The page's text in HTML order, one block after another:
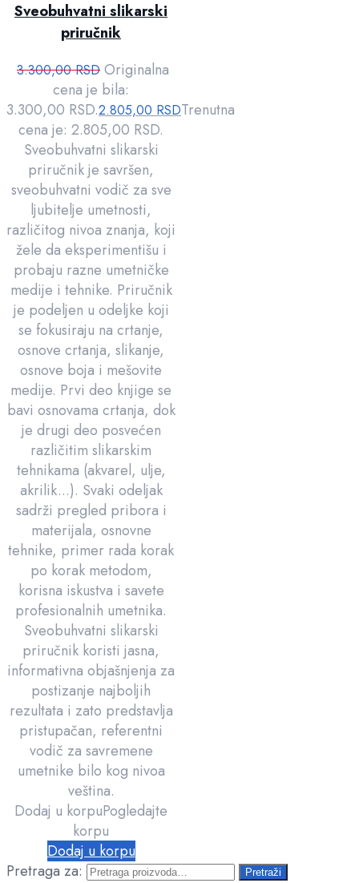
Sveobuhvatni slikarski
priručnik
3.300,00RSD Originalna
cena je bila:
3.300,00 RSD.2.805,00 RSDTrenutna
cena je: 2.805,00 RSD.
Sveobuhvatni slikarski
priručnik je savršen,
sveobuhvatni vodič za sve
ljubitelje umetnosti,
različitog nivoa znanja, koji
žele da eksperimentišu i
probaju razne umetničke
medije i tehnike. Priručnik
je podeljen u odeljke koji
se fokusiraju na crtanje,
osnove crtanja, slikanje,
osnove boja i mešovite
medije. Prvi deo knjige se
bavi osnovama crtanja, dok
je drugi deo posvećen
različitim slikarskim
tehnikama (akvarel, ulje,
akrilik...). Svaki odeljak
sadrži pregled pribora i
materijala, osnovne
tehnike, primer rada korak
po korak metodom,
korisna iskustva i savete
profesionalnih umetnika.
Sveobuhvatni slikarski
priručnik koristi jasna,
informativna objašnjenja za
postizanje najboljih
rezultata i zato predstavlja
pristupačan, referentni
vodič za savremene
umetnike bilo kog nivoa
veština.
Dodaj u korpuPogledajte
korpu
Dodaj u korpu
Pretraga za:
Pretraži